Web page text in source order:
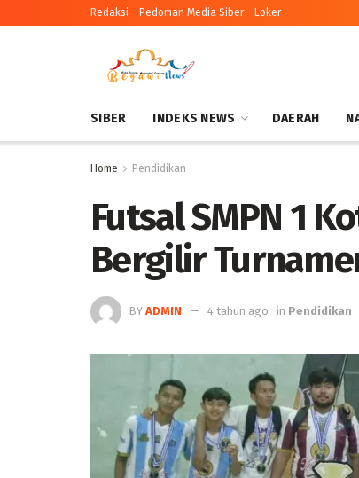
Redaksi Pedoman Media Siber Loker
SIBER INDEKS NEWS DAERAH
Home Pendidikan
Futsal SMPN 1
Bergilir
BY ADMIN 4 tahun ago in Pendidikan